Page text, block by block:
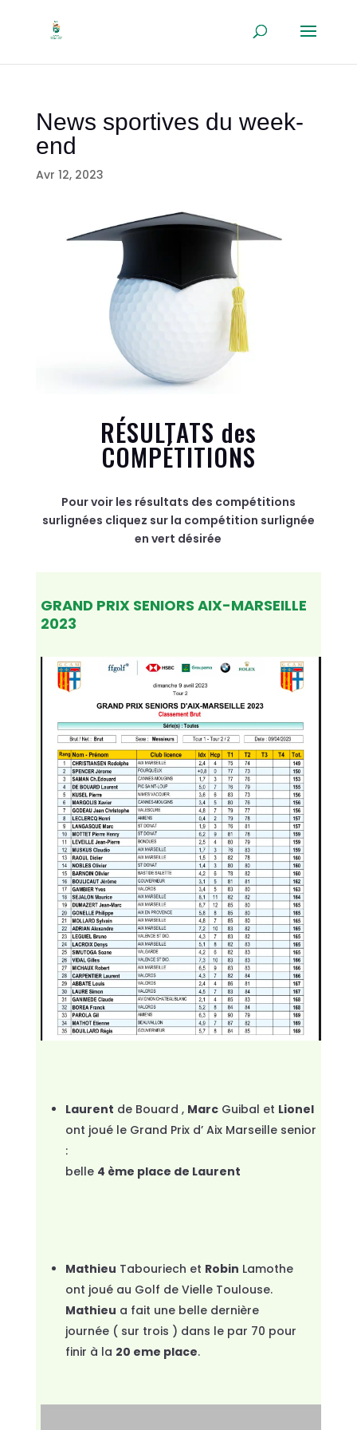
News sportives du week-
end
Avr 12, 2023
RÉSULTATS des
COMPÉTITIONS
Pour voir les résultats des compétitions
surlignées cliquez sur la compétition surlignée
en vert désirée
GRAND PRIX SENIORS AIX-MARSEILLE
2023
Laurent de Bouard , MarcGuibal et Lionel
ont joué le Grand Prix d’ Aix Marseille senior
:
belle 4 ème place de Laurent
Mathieu Tabouriech et Robin Lamothe
ont joué au Golf de Vielle Toulouse.
Mathieu a fait une belle dernière
journée ( sur trois ) dans le par 70 pour
finir à la 20 eme place.